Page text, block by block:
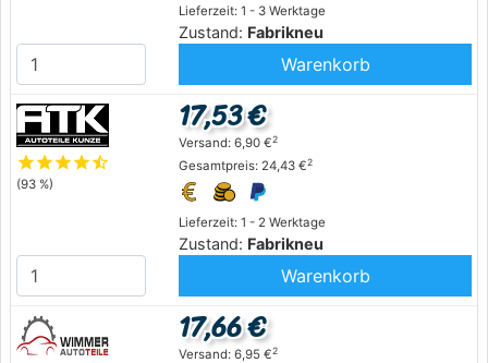
Lieferzeit: 1 - 3 Werktage
Zustand: Fabrikneu
Warenkorb
starstarstarstarstar_half
(93 %)
Lieferzeit: 1 - 2 Werktage
Zustand: Fabrikneu
17,53 €
Versand: 6,90 €2
Gesamtpreis: 24,43 €2
Warenkorb
17,66 €
Versand: 6,95 €2